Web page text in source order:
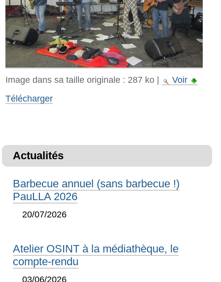
Image dans sa taille originale : 287 ko|
Voir
Télécharger
Actualités
Barbecue annuel (sans barbecue !)
PauLLA 2026
20/07/2026
Atelier OSINT à la médiathèque, le
compte-rendu
03/06/2026